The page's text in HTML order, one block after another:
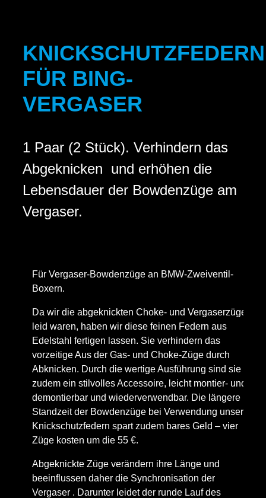
KNICKSCHUTZFEDERN
FÜR BING-
VERGASER
1 Paar (2 Stück). Verhindern das
Abgeknicken und erhöhen die
Lebensdauer der Bowdenzüge am
Vergaser.
Für Vergaser-Bowdenzüge an BMW-Zweiventil-
Boxern.
Da wir die abgeknickten Choke- und Vergaserzüge
leid waren, haben wir diese feinen Federn aus
Edelstahl fertigen lassen. Sie verhindern das
vorzeitige Aus der Gas- und Choke-Züge durch
Abknicken. Durch die wertige Ausführung sind sie
zudem ein stilvolles Accessoire, leicht montier- und
demontierbar und wiederverwendbar. Die längere
Standzeit der Bowdenzüge bei Verwendung unserer
Knickschutzfedern spart zudem bares Geld – vier
Züge kosten um die 55 €.
Abgeknickte Züge verändern ihre Länge und
beeinflussen daher die Synchronisation der
Vergaser . Darunter leidet der runde Lauf des